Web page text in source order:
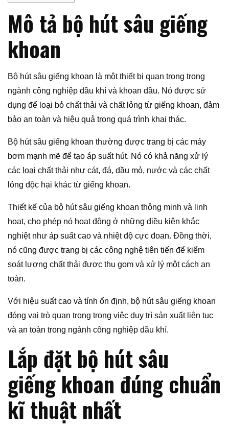
Mô tả bộ hút sâu giếng
khoan
Bộ hút sâu giếng khoan là một thiết bị quan trọng trong
ngành công nghiệp dầu khí và khoan dầu. Nó được sử
dụng để loại bỏ chất thải và chất lỏng từ giếng khoan, đảm
bảo an toàn và hiệu quả trong quá trình khai thác.
Bộ hút sâu giếng khoan thường được trang bị các máy
bơm mạnh mẽ để tạo áp suất hút. Nó có khả năng xử lý
các loại chất thải như cát, đá, dầu mỏ, nước và các chất
lỏng độc hại khác từ giếng khoan.
Thiết kế của bộ hút sâu giếng khoan thông minh và linh
hoạt, cho phép nó hoạt động ở những điều kiện khắc
nghiệt như áp suất cao và nhiệt độ cực đoan. Đồng thời,
nó cũng được trang bị các công nghệ tiên tiến để kiểm
soát lượng chất thải được thu gom và xử lý một cách an
toàn.
Với hiệu suất cao và tính ổn định, bộ hút sâu giếng khoan
đóng vai trò quan trọng trong việc duy trì sản xuất liên tục
và an toàn trong ngành công nghiệp dầu khí.
Lắp đặt bộ hút sâu
giếng khoan đúng chuẩn
kĩ thuật nhất